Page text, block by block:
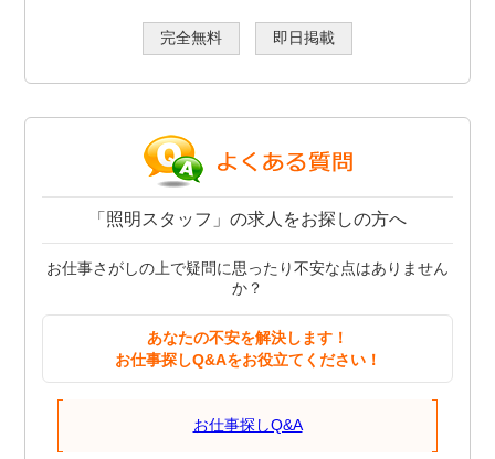
完全無料 即日掲載
「照明スタッフ」の求人をお探しの方へ
お仕事さがしの上で疑問に思ったり不安な点はありません
か？
あなたの不安を解決します！
お仕事探しQ&Aをお役立てください！
お仕事探しQ&A